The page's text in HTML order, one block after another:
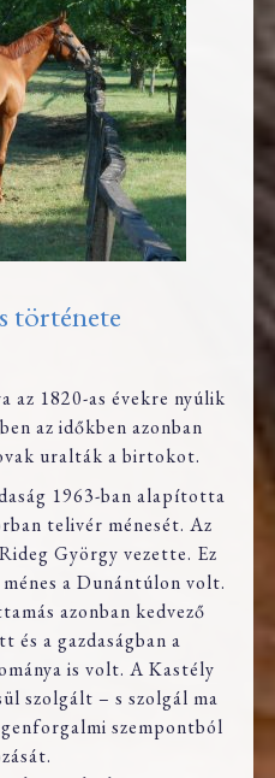
története
az 1820-as évekre nyúlik
az időkben azonban
uralták a birtokot.
1963-ban alapította
telivér ménesét. Az
György vezette. Ez
a Dunántúlon volt.
azonban kedvező
a gazdaságban a
is volt. A Kastély
szolgált – s szolgál ma
szempontból